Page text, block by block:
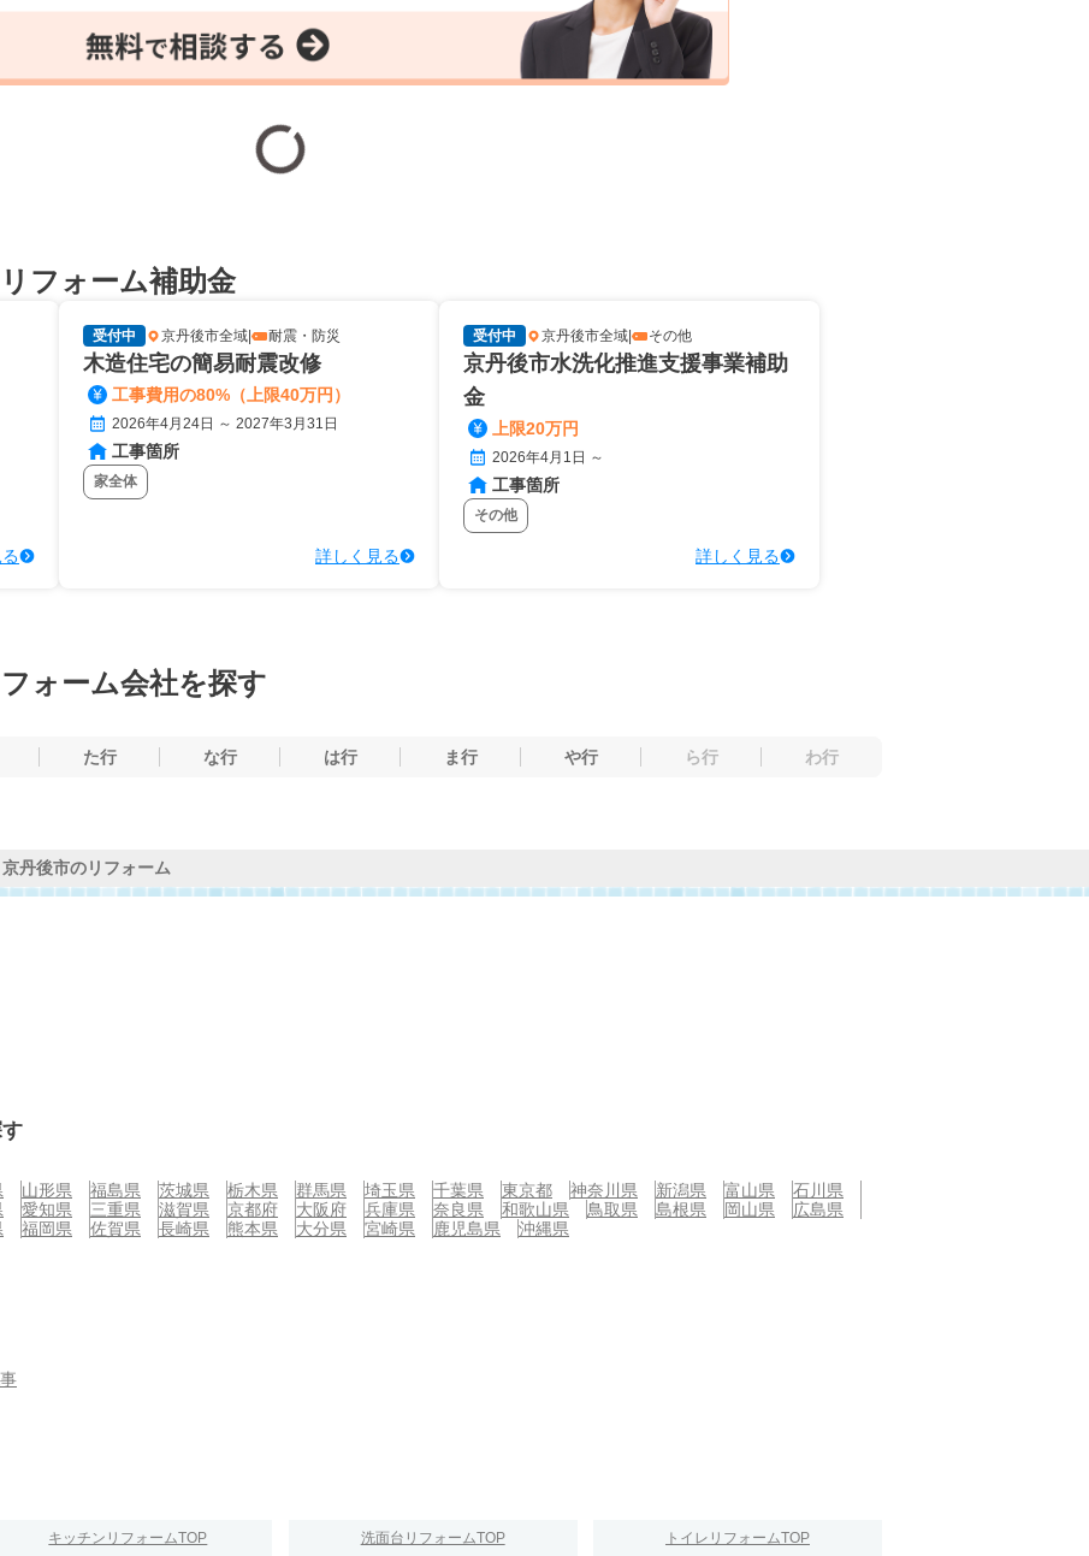
フォーム補助金
受付中 京丹後市全域 耐震・防災
木造住宅の簡易耐震改修
工事費用の80%（上限40万円）
2026年4月24日 ～ 2027年3月31日
工事箇所
家全体
詳しく見る
受付中 京丹後市全域 その他
京丹後市水洗化推進支援事業補助
金
上限20万円
2026年4月1日 ～
工事箇所
その他
詳しく見る
ォーム会社を探す
た行 な行 は行 ま行 や行 ら行 わ行
京丹後市のリフォーム
山形県 福島県 茨城県 栃木県 群馬県 埼玉県 千葉県 東京都 神奈川県 新潟県 富山県
石川県
愛知県 三重県 滋賀県 京都府 大阪府 兵庫県 奈良県 和歌山県 鳥取県 島根県 岡山県
広島県
福岡県 佐賀県 長崎県 熊本県 大分県 宮崎県 鹿児島県 沖縄県
キッチンリフォームTOP トイレリフォームTOP
洗面台リフォームTOP